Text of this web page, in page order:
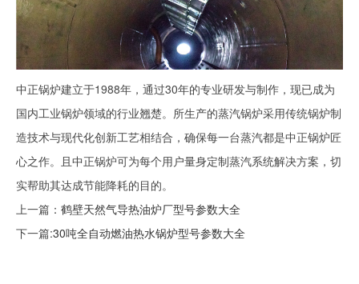
中正锅炉建立于1988年，通过30年的专业研发与制作，现已成为
国内工业锅炉领域的行业翘楚。所生产的蒸汽锅炉采用传统锅炉制
造技术与现代化创新工艺相结合，确保每一台蒸汽都是中正锅炉匠
心之作。且中正锅炉可为每个用户量身定制蒸汽系统解决方案，切
实帮助其达成节能降耗的目的。
上一篇： 鹤壁天然气导热油炉厂型号参数大全
下一篇:30吨全自动燃油热水锅炉型号参数大全